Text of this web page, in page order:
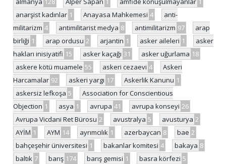
anarşist kadınlar 1 Anayasa Mahkemesi 4
anti-
militarizm 4 antimilitarist medya 8 antimilitarizm 97
arap
birliği 1 arap ordusu 2 arjantin 1 asker aileleri 1
asker
hakları inisiyatifi 15 asker kaçağı 31 asker uğurlama 18
askere kötü muamele 55 askeri cezaevi 4
Askeri
Harcamalar 92 askeri yargı 17 Askerlik Kanunu 1
askersiz lefkoşa 5
Association for Conscientious
Objection 1 asya 1 avrupa 41 avrupa konseyi 26
Avrupa Vicdani Ret Bürosu 2 avustralya 5 avusturya 2
AYİM 1 AYM 14 ayrımcılık 1 azerbaycan 8 bae 2
bahçeşehir üniversitesi 1 bakanlar komitesi 4 bakaya 8
baltık 7 barış 174 barış gemisi 1 basra körfezi 5